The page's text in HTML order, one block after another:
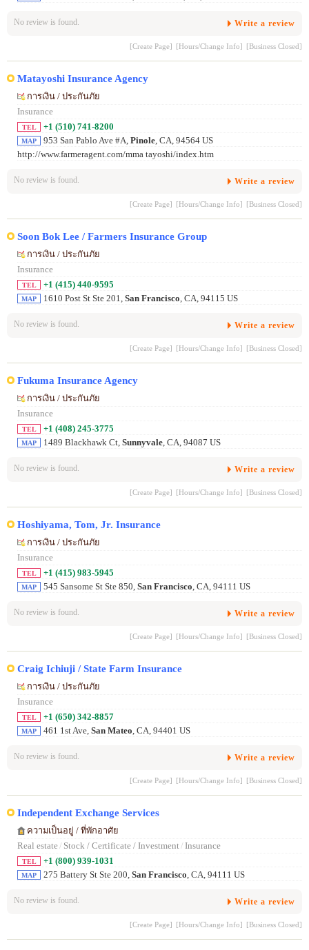
No review is found. Write a review
[Create Page] [Hours/Change Info] [Business Closed]
Matayoshi Insurance Agency
การเงิน / ประกันภัย
Insurance
TEL +1 (510) 741-8200
MAP 953 San Pablo Ave #A, Pinole , CA, 94564 US
http://www.farmeragent.com/mma tayoshi/index.htm
No review is found. Write a review
[Create Page] [Hours/Change Info] [Business Closed]
Soon Bok Lee / Farmers Insurance Group
การเงิน / ประกันภัย
Insurance
TEL +1 (415) 440-9595
MAP 1610 Post St Ste 201, San Francisco, CA, 94115 US
No review is found. Write a review
[Create Page] [Hours/Change Info] [Business Closed]
Fukuma Insurance Agency
การเงิน / ประกันภัย
Insurance
TEL +1 (408) 245-3775
MAP 1489 Blackhawk Ct, Sunnyvale, CA, 94087 US
No review is found. Write a review
[Create Page] [Hours/Change Info] [Business Closed]
Hoshiyama, Tom, Jr. Insurance
การเงิน / ประกันภัย
Insurance
TEL +1 (415) 983-5945
MAP 545 Sansome St Ste 850, San Francisco, CA, 94111 US
No review is found. Write a review
[Create Page] [Hours/Change Info] [Business Closed]
Craig Ichiuji / State Farm Insurance
การเงิน / ประกันภัย
Insurance
TEL +1 (650) 342-8857
MAP 461 1st Ave, San Mateo, CA, 94401 US
No review is found. Write a review
[Create Page] [Hours/Change Info] [Business Closed]
Independent Exchange Services
ความเป็นอยู่ / ที่พักอาศัย
Real estate/ Stock / Certificate / Investment/ Insurance
TEL +1 (800) 939-1031
MAP 275 Battery St Ste 200, San Francisco, CA, 94111 US
No review is found. Write a review
[Create Page] [Hours/Change Info] [Business Closed]